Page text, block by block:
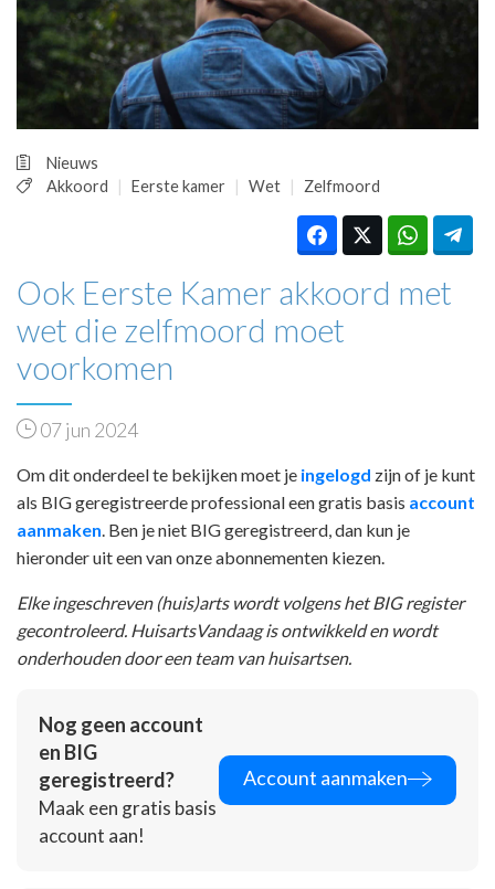
PRAKTIJKZAKEN
TARIEVEN
VPHUISARTSEN
MEDISCHE VAKHANDEL
REGISTRATIE
Nieuws
Akkoord
Eerste kamer Wet Zelfmoord
Ook Eerste Kamer akkoord met
wet die zelfmoord moet
voorkomen
07 jun 2024
Om dit onderdeel te bekijken moet je ingelogd zijn of je kunt
als BIG geregistreerde professional een gratis basis account
aanmaken . Ben je niet BIG geregistreerd, dan kun je
hieronder uit een van onze abonnementen kiezen.
Elke ingeschreven (huis)arts wordt volgens het BIG register
gecontroleerd. HuisartsVandaag is ontwikkeld en wordt
onderhouden door een team van huisartsen.
Nog geen account
en BIG
geregistreerd?
Maak een gratis basis
account aan!
Account aanmaken